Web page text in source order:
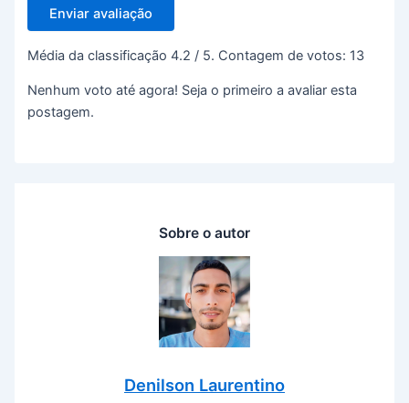
Enviar avaliação
Média da classificação4.2 / 5. Contagem de votos: 13
Nenhum voto até agora! Seja o primeiro a avaliar esta
postagem.
Sobre o autor
Denilson Laurentino